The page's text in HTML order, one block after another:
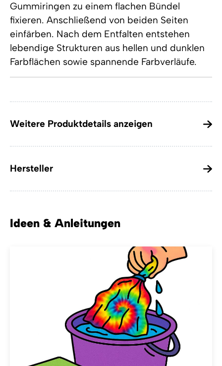
Gummiringen zu einem flachen Bündel
fixieren. Anschließend von beiden Seiten
einfärben. Nach dem Entfalten entstehen
lebendige Strukturen aus hellen und dunklen
Farbflächen sowie spannende Farbverläufe.
Weitere Produktdetails anzeigen
Hersteller
Ideen & Anleitungen